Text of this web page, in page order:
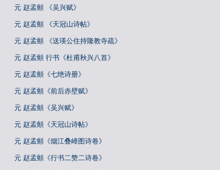
元 赵孟頫 《吴兴赋》
元 赵孟頫 《天冠山诗帖》
元 赵孟頫 《送瑛公住持隆教寺疏》
元 赵孟頫 行书《杜甫秋兴八首》
元 赵孟頫《七绝诗册》
元 赵孟頫《前后赤壁赋》
元 赵孟頫《吴兴赋》
元 赵孟頫《天冠山诗帖》
元 赵孟頫《烟江叠嶂图诗卷》
元 赵孟頫《行书二赞二诗卷》